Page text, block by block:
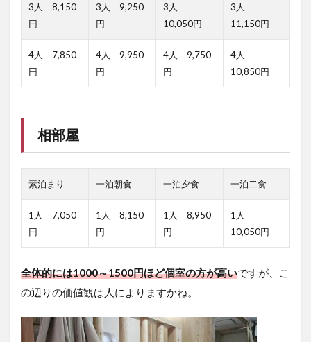
部屋
5.6
温泉
朝食
5.9
景色
6
い
ご
に
3人 8,150
円
3人 9,250
円
3人
10,050円
3人
11,150円
4人 7,850
円
4人 9,950
円
4人 9,750
円
4人
10,850円
相部屋
素泊まり 一泊朝食 一泊夕食 一泊二食
1人 7,050
円
1人 8,150
円
1人 8,950
円
1人
10,050円
全体的には1000～1500円ほど個室の方が高いですが、こ
の辺りの価値観は人によりますかね。